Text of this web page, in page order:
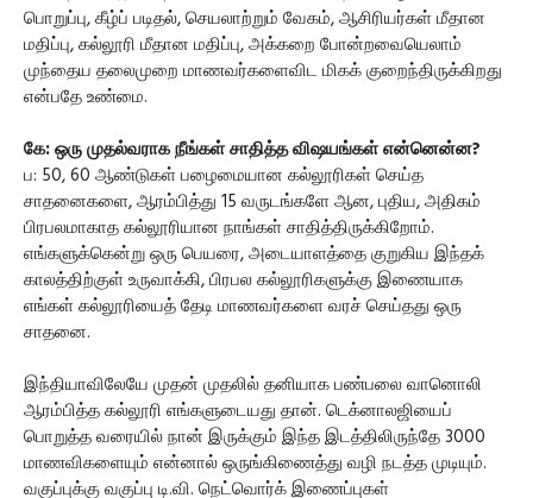
பொறுப்பு, கீழ்ப் படிதல், செயலாற்றும் வேகம், ஆசிரியர்கள் மீதான
மதிப்பு, கல்லூரி மீதான மதிப்பு, அக்கறை போன்றவையெலாம்
முந்தைய தலைமுறை மாணவர்களைவிட மிகக் குறைந்திருக்கிறது
என்பதே உண்மை.
கே: ஒரு முதல்வராக நீங்கள் சாதித்த விஷயங்கள் என்னென்ன?
ப: 50, 60 ஆண்டுகள் பழைமையான கல்லூரிகள் செய்த
சாதனைகளை, ஆரம்பித்து 15 வருடங்களே ஆன, புதிய, அதிகம்
பிரபலமாகாத கல்லூரியான நாங்கள் சாதித்திருக்கிறோம்.
எங்களுக்கென்று ஒரு பெயரை, அடையாளத்தை குறுகிய இந்தக்
காலத்திற்குள் உருவாக்கி, பிரபல கல்லூரிகளுக்கு இணையாக
எங்கள் கல்லூரியைத் தேடி மாணவர்களை வரச் செய்தது ஒரு
சாதனை.
இந்தியாவிலேயே முதன் முதலில் தனியாக பண்பலை வானொலி
ஆரம்பித்த கல்லூரி எங்களுடையது தான். டெக்னாலஜியைப்
பொறுத்த வரையில் நான் இருக்கும் இந்த இடத்திலிருந்தே 3000
மாணவிகளையும் என்னால் ஒருங்கிணைத்து வழி நடத்த முடியும்.
வகுப்புக்கு வகுப்பு டி.வி. நெட்வொர்க் இணைப்புகள்